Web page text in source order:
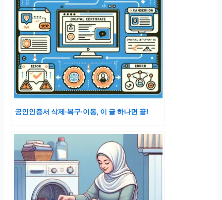
공인인증서 삭제·복구·이동, 이 글 하나면 끝!